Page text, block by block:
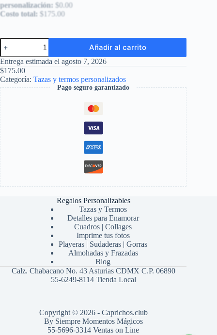
personalización: $0.00
Costo total: $175.00
Lata
tipo
refresco
cantidad
Añadir al carrito
Entrega estimada el agosto 7, 2026
$175.00
Categoría: Tazas y termos personalizados
Pago seguro garantizado
Regalos Personalizables
Tazas y Termos
Detalles para Enamorar
Cuadros | Collages
Imprime tus fotos
Playeras | Sudaderas | Gorras
Almohadas y Frazadas
Blog
Calz. Chabacano No. 43 Asturias CDMX C.P. 06890
55-6249-8114 Tienda Local
Copyright © 2026 - Caprichos.club
By Siempre Momentos Mágicos
55-5696-3314 Ventas on Line